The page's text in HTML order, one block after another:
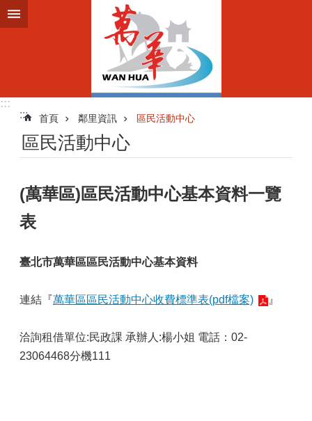
跳到主要內容區塊
:::
:::
首頁 鄰里資訊 區民活動中心
區民活動中心
(萬華區)區民活動中心基本資料一覽
表
臺北市萬華區區民活動中心基本資料
連結『萬華區區民活動中心收費標準表(pdf檔案) 』
洽詢租借單位:民政課 承辦人:楊小姐 電話：02-
23064468分機111